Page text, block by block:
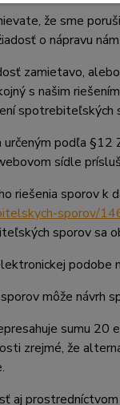
že sme
o nápravu
zamietavo,
s našim
spotrebiteľských
podľa
sídle
riešenia sporov k
sporov/
sporov sa
podobe
môže návrh
sumu 20
zrejmé, že
aj